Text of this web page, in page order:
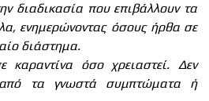
διαδικασία που επιβάλλουν τα
ενημερώνοντας όσους ήρθα σε
διάστημα.
όσο χρειαστεί. Δεν
τα γνωστά συμπτώματα ή